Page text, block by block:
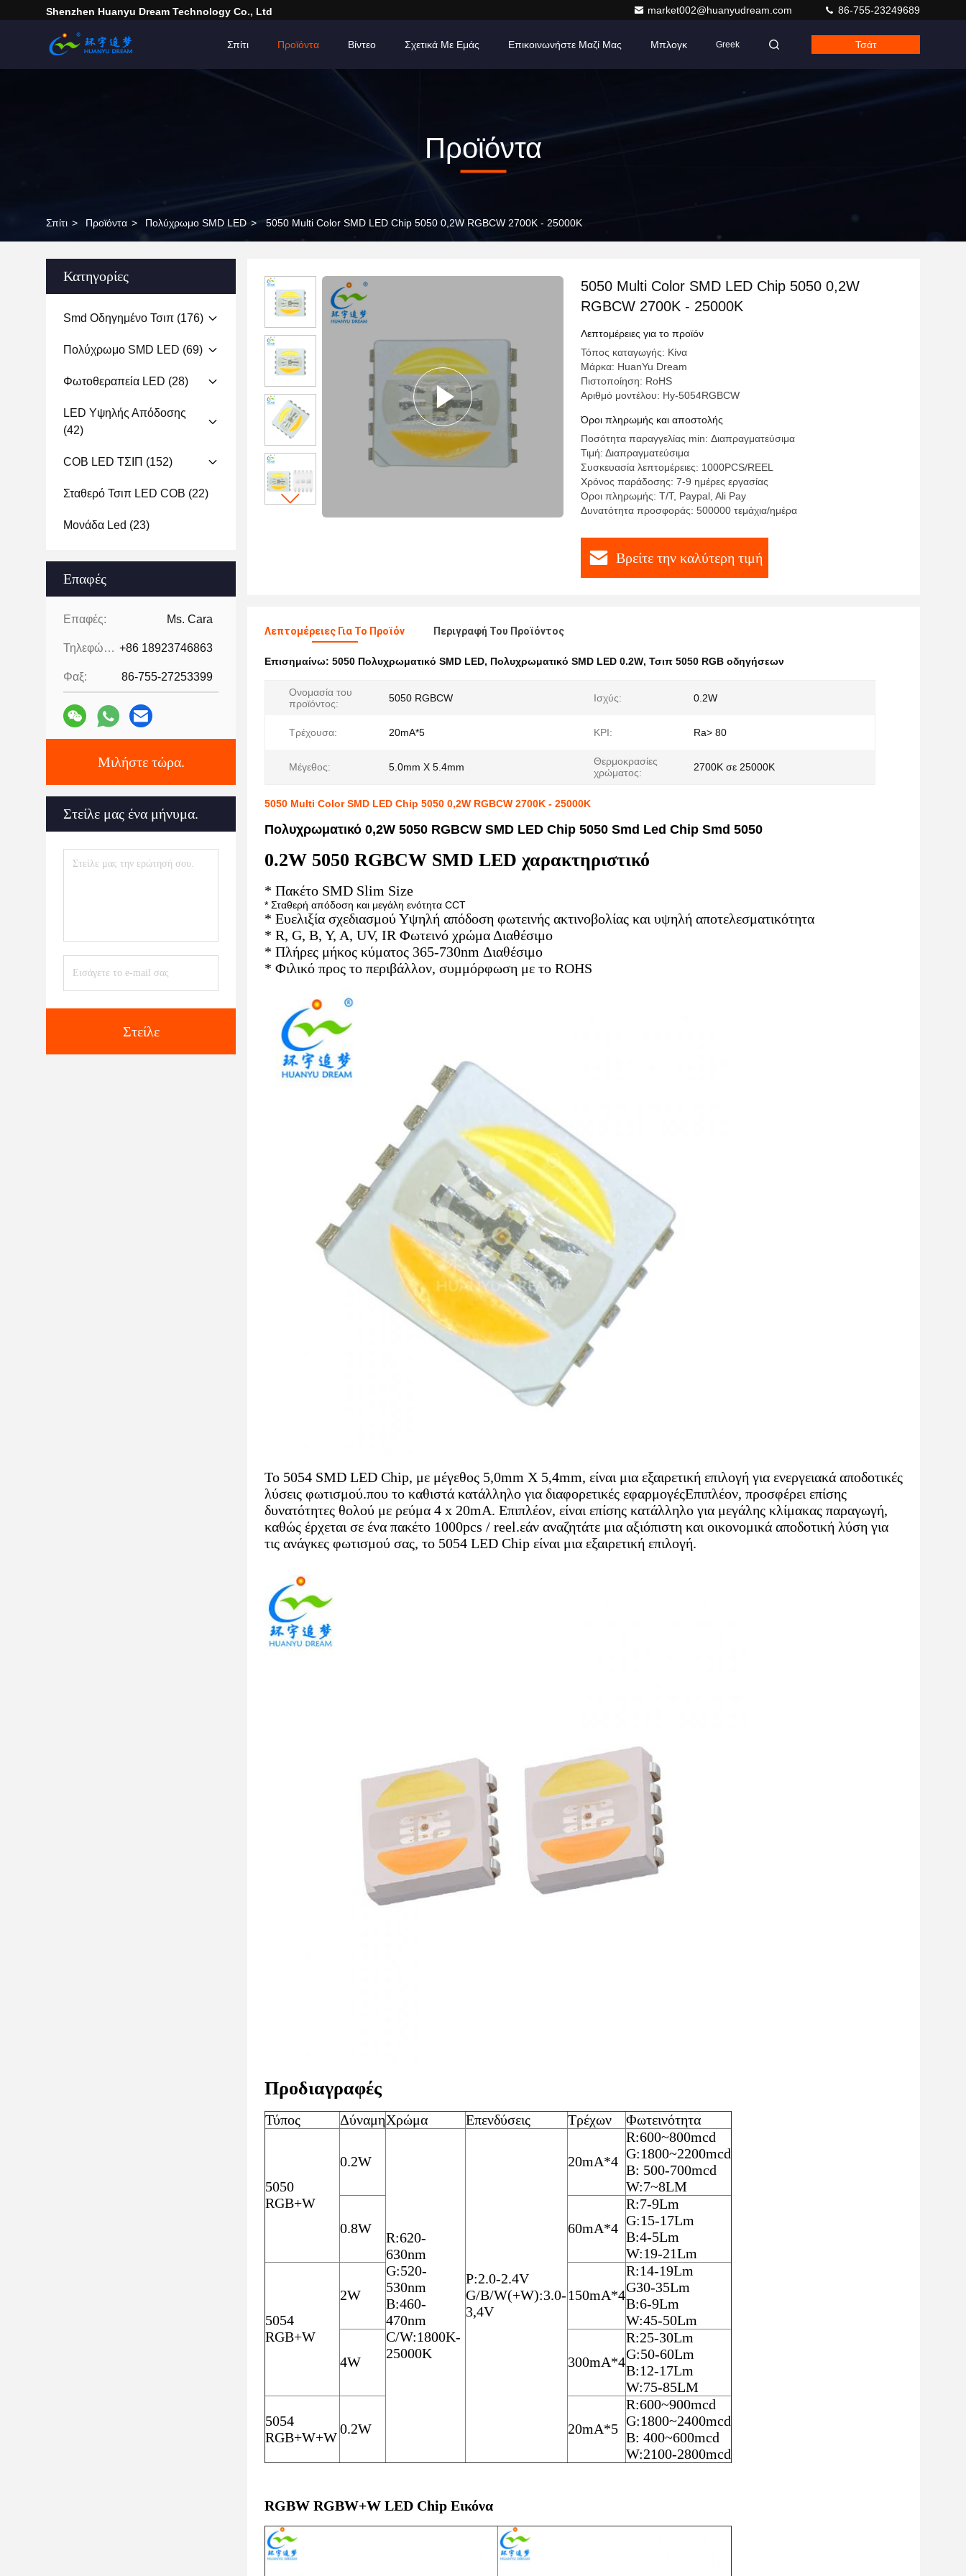
Shenzhen Huanyu Dream Technology Co., Ltd market002@huanyudream.com 86-755-23249689
Σπίτι Προϊόντα Βίντεο Σχετικά Με Εμάς Επικοινωνήστε Μαζί Μας Μπλογκ Greek Τσάτ
Προϊόντα
Σπίτι > Προϊόντα > Πολύχρωμο SMD LED > 5050 Multi Color SMD LED Chip 5050 0,2W RGBCW 2700K - 25000K
Κατηγορίες
Smd Οδηγημένο Τσιπ (176)
Πολύχρωμο SMD LED (69)
Φωτοθεραπεία LED (28)
LED Υψηλής Απόδοσης
(42)
COB LED ΤΣΙΠ (152)
Σταθερό Τσιπ LED COB (22)
Μονάδα Led (23)
Επαφές
Επαφές: Ms. Cara
Τηλεφώνημα: +86 18923746863
Φαξ: 86-755-27253399
Μιλήστε τώρα.
Στείλε μας ένα μήνυμα.
Στείλε
5050 Multi Color SMD LED Chip 5050 0,2W
RGBCW 2700K - 25000K
Λεπτομέρειες για το προϊόν
Τόπος καταγωγής: Κίνα
Μάρκα: HuanYu Dream
Πιστοποίηση: RoHS
Αριθμό μοντέλου: Hy-5054RGBCW
Όροι πληρωμής και αποστολής
Ποσότητα παραγγελίας min: Διαπραγματεύσιμα
Τιμή: Διαπραγματεύσιμα
Συσκευασία λεπτομέρειες: 1000PCS/REEL
Χρόνος παράδοσης: 7-9 ημέρες εργασίας
Όροι πληρωμής: T/T, Paypal, Ali Pay
Δυνατότητα προσφοράς: 500000 τεμάχια/ημέρα
Βρείτε την καλύτερη τιμή
Λεπτομέρειες Για Το Προϊόν Περιγραφή Του Προϊόντος
Επισημαίνω: 5050 Πολυχρωματικό SMD LED, Πολυχρωματικό SMD LED 0.2W, Τσιπ 5050 RGB οδηγήσεων
Ονομασία του
προϊόντος:
5050 RGBCW Ισχύς: 0.2W
Τρέχουσα: 20mA*5 ΚΡΙ: Ra> 80
Μέγεθος: 5.0mm X 5.4mm
Θερμοκρασίες
χρώματος:
2700K σε 25000K
5050 Multi Color SMD LED Chip 5050 0,2W RGBCW 2700K - 25000K
Πολυχρωματικό 0,2W 5050 RGBCW SMD LED Chip 5050 Smd Led Chip Smd 5050
0.2W 5050 RGBCW SMD LED χαρακτηριστικό
* Πακέτο SMD Slim Size
* Σταθερή απόδοση και μεγάλη ενότητα CCT
* Ευελιξία σχεδιασμού Υψηλή απόδοση φωτεινής ακτινοβολίας και υψηλή αποτελεσματικότητα
* R, G, B, Y, A, UV, IR Φωτεινό χρώμα Διαθέσιμο
* Πλήρες μήκος κύματος 365-730nm Διαθέσιμο
* Φιλικό προς το περιβάλλον, συμμόρφωση με το ROHS
Το 5054 SMD LED Chip, με μέγεθος 5,0mm X 5,4mm, είναι μια εξαιρετική επιλογή για ενεργειακά αποδοτικές
λύσεις φωτισμού.που το καθιστά κατάλληλο για διαφορετικές εφαρμογέςΕπιπλέον, προσφέρει επίσης
δυνατότητες θολού με ρεύμα 4 x 20mA. Επιπλέον, είναι επίσης κατάλληλο για μεγάλης κλίμακας παραγωγή,
καθώς έρχεται σε ένα πακέτο 1000pcs / reel.εάν αναζητάτε μια αξιόπιστη και οικονομικά αποδοτική λύση για
τις ανάγκες φωτισμού σας, το 5054 LED Chip είναι μια εξαιρετική επιλογή.
Προδιαγραφές
Τύπος ΔύναμηΧρώμα Επενδύσεις Τρέχων Φωτεινότητα
5050
RGB+W
0.2W
R:620-
630nm
G:520-
530nm
Β:460-
470nm
C/W:1800K-
25000K
Ρ:2.0-2.4V
G/B/W(+W):3.0-
3,4V
20mA*4
R:600~800mcd
G:1800~2200mcd
Β: 500-700mcd
W:7~8LM
0.8W 60mA*4
R:7-9Lm
G:15-17Lm
Β:4-5Lm
W:19-21Lm
5054
RGB+W
2W 150mA*4
R:14-19Lm
G30-35Lm
Β:6-9Lm
W:45-50Lm
4W 300mA*4
R:25-30Lm
G:50-60Lm
Β:12-17Lm
W:75-85LM
5054
RGB+W+W
0.2W 20mA*5
R:600~900mcd
G:1800~2400mcd
Β: 400~600mcd
W:2100-2800mcd
RGBW RGBW+W LED Chip Εικόνα